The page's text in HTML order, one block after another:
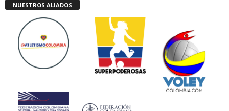
NUESTROS ALIADOS